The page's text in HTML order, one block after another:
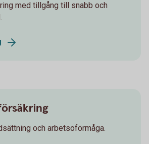
med tillgång till snabb och
och arbetsoförmåga.